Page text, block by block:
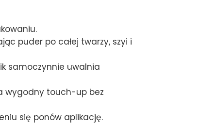
puder po całej twarzy, szyi i
samoczynnie uwalnia
wygodny touch-up bez
się ponów aplikację.